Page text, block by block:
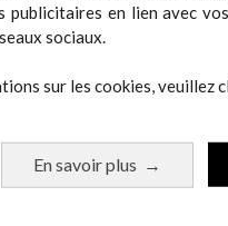
publicitaires en lien avec
sociaux.
sur les cookies, veuillez
En savoir plus →